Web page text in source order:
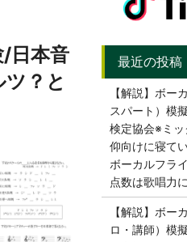
/日本音
？と
【解説】ボー
スパート）模
検定協会※ミッ
仰向けに寝て
ボーカルフラ
点数は歌唱力
【解説】ボー
ロ・講師）模